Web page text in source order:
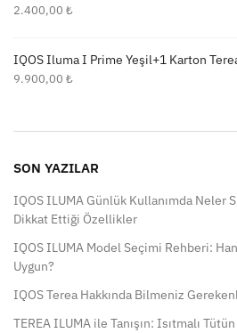
2.400,00 ₺
IQOS Iluma I Prime Yeşil+1 Karton
9.900,00 ₺
SON YAZILAR
IQOS ILUMA Günlük Kullanımda Neler
Dikkat Ettiği Özellikler
IQOS ILUMA Model Seçimi Rehberi:
Uygun?
IQOS Terea Hakkında Bilmeniz
TEREA ILUMA ile Tanışın: Isıtmalı